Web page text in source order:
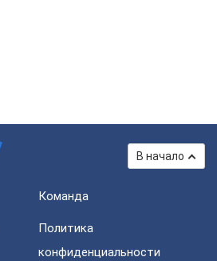
В начало
Команда
Политика
конфиденциальности